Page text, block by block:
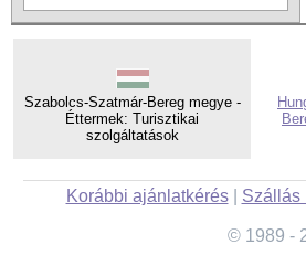
Szabolcs-Szatmár-Bereg megye -
Éttermek: Turisztikai
szolgáltatások
Korábbi ajánlatkérés| Szállás
© 1989 -